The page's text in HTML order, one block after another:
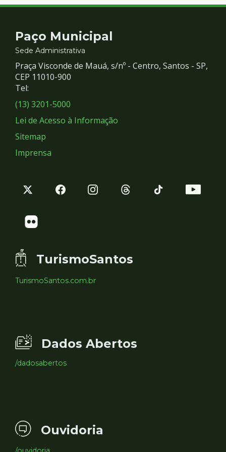
Contato
e
Redes
Sociais
Paço Municipal
Sede Administrativa
Praça Visconde de Mauá, s/nº - Centro, Santos - SP,
CEP 11010-900
Tel:
(13) 3201-5000
Lei de Acesso à Informação
Sitemap
Imprensa
TurismoSantos
TurismoSantos.com.br
Dados Abertos
/dadosabertos
Ouvidoria